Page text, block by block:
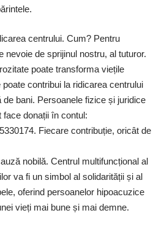
centrului. Cum? Pentru
nevoie de sprijinul nostru, al tuturor.
poate transforma viețile
contribui la ridicarea centrului
bani. Persoanele fizice și juridice
donații în contul:
Fiecare contribuție, oricât de
nobilă. Centrul multifuncțional al
va fi un simbol al solidarității și al
oferind persoanelor hipoacuzice
vieți mai bune și mai demne.